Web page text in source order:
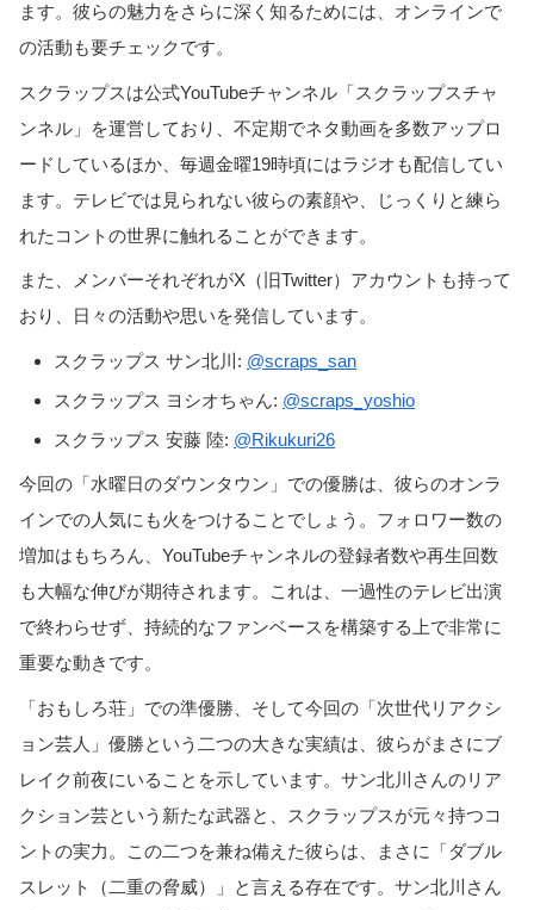
ます。彼らの魅力をさらに深く知るためには、オンラインで
の活動も要チェックです。
スクラップスは公式YouTubeチャンネル「スクラップスチャ
ンネル」を運営しており、不定期でネタ動画を多数アップロ
ードしているほか、毎週金曜19時頃にはラジオも配信してい
ます。テレビでは見られない彼らの素顔や、じっくりと練ら
れたコントの世界に触れることができます。
また、メンバーそれぞれがX（旧Twitter）アカウントも持って
おり、日々の活動や思いを発信しています。
スクラップス サン北川: @scraps_san
スクラップス ヨシオちゃん: @scraps_yoshio
スクラップス 安藤 陸: @Rikukuri26
今回の「水曜日のダウンタウン」での優勝は、彼らのオンラ
インでの人気にも火をつけることでしょう。フォロワー数の
増加はもちろん、YouTubeチャンネルの登録者数や再生回数
も大幅な伸びが期待されます。これは、一過性のテレビ出演
で終わらせず、持続的なファンベースを構築する上で非常に
重要な動きです。
「おもしろ荘」での準優勝、そして今回の「次世代リアクシ
ョン芸人」優勝という二つの大きな実績は、彼らがまさにブ
レイク前夜にいることを示しています。サン北川さんのリア
クション芸という新たな武器と、スクラップスが元々持つコ
ントの実力。この二つを兼ね備えた彼らは、まさに「ダブル
スレット（二重の脅威）」と言える存在です。サン北川さん